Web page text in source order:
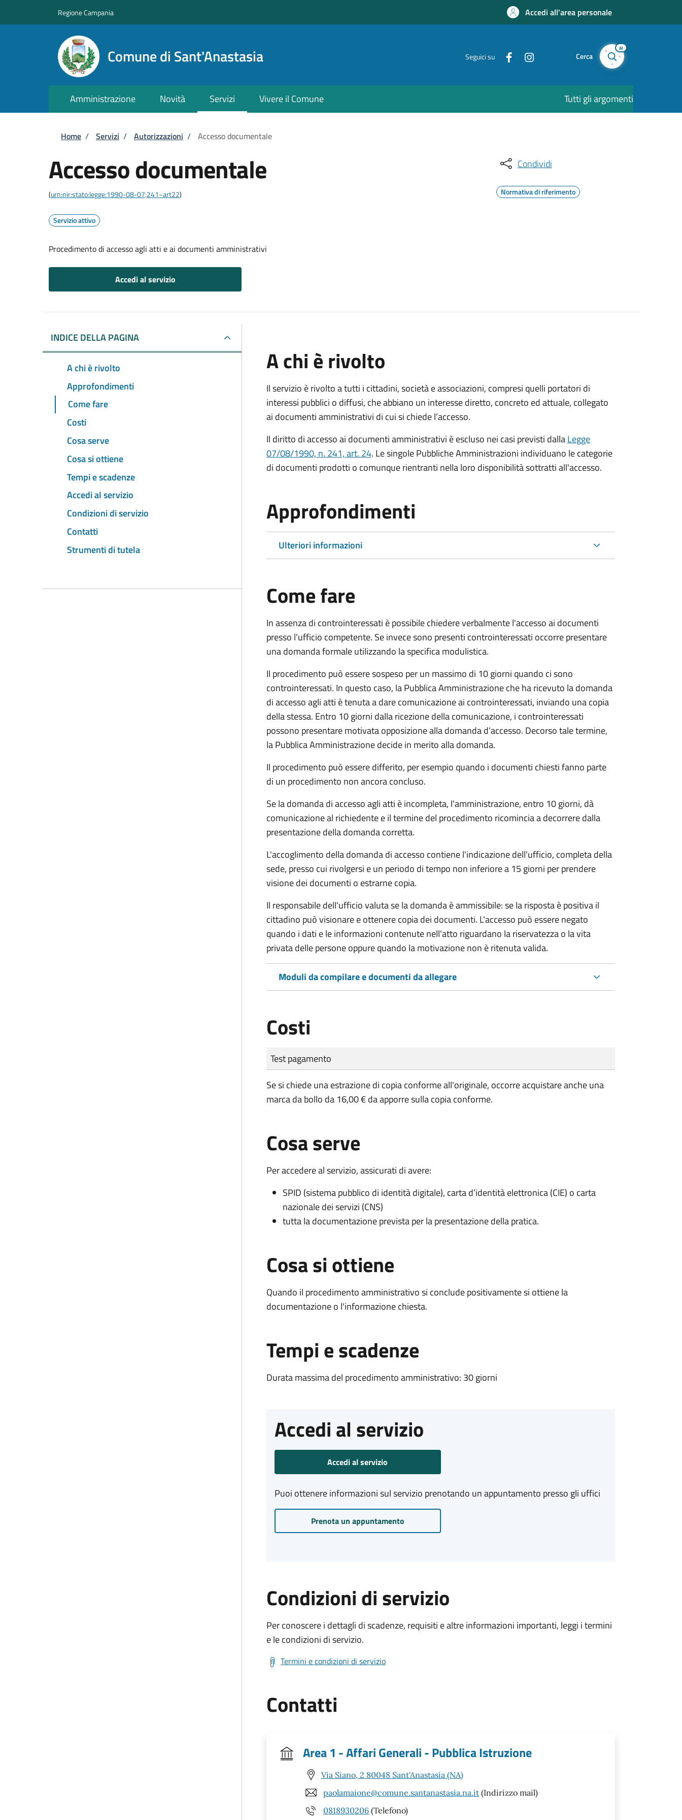
Regione Campania Accedi all'area personale
Comune di Sant'Anastasia Seguici su Cerca
AI
Amministrazione Novità Servizi Vivere il Comune Tutti gli argomenti
Briciole di pane
Home / Servizi / Autorizzazioni / Accesso documentale
Accesso documentale
(urn:nir:stato:legge:1990-08-07;241~art22)
Servizio attivo
Procedimento di accesso agli atti e ai documenti amministrativi
Accedi al servizio
Condividi
Normativa di riferimento
INDICE DELLA PAGINA
A chi è rivolto
Approfondimenti
Come fare
Costi
Cosa serve
Cosa si ottiene
Tempi e scadenze
Accedi al servizio
Condizioni di servizio
Contatti
Strumenti di tutela
A chi è rivolto
Il servizio è rivolto a tutti i cittadini, società e associazioni, compresi quelli portatori di
interessi pubblici o diffusi, che abbiano un interesse diretto, concreto ed attuale, collegato
ai documenti amministrativi di cui si chiede l’accesso.
Il diritto di accesso ai documenti amministrativi è escluso nei casi previsti dallaLegge
07/08/1990, n. 241, art. 24. Le singole Pubbliche Amministrazioni individuano le categorie
di documenti prodotti o comunque rientranti nella loro disponibilità sottratti all'accesso.
Approfondimenti
Ulteriori informazioni
Come fare
In assenza di controinteressati è possibile chiedere verbalmente l'accesso ai documenti
presso l'ufficio competente. Se invece sono presenti controinteressati occorre presentare
una domanda formale utilizzando la specifica modulistica.
Il procedimento può essere sospeso per un massimo di 10 giorni quando ci sono
controinteressati. In questo caso, la Pubblica Amministrazione che ha ricevuto la domanda
di accesso agli atti è tenuta a dare comunicazione ai controinteressati, inviando una copia
della stessa. Entro 10 giorni dalla ricezione della comunicazione, i controinteressati
possono presentare motivata opposizione alla domanda d'accesso. Decorso tale termine,
la Pubblica Amministrazione decide in merito alla domanda.
Il procedimento può essere differito, per esempio quando i documenti chiesti fanno parte
di un procedimento non ancora concluso.
Se la domanda di accesso agli atti è incompleta, l'amministrazione, entro 10 giorni, dà
comunicazione al richiedente e il termine del procedimento ricomincia a decorrere dalla
presentazione della domanda corretta.
L'accoglimento della domanda di accesso contiene l'indicazione dell'ufficio, completa della
sede, presso cui rivolgersi e un periodo di tempo non inferiore a 15 giorni per prendere
visione dei documenti o estrarne copia.
Il responsabile dell'ufficio valuta se la domanda è ammissibile: se la risposta è positiva il
cittadino può visionare e ottenere copia dei documenti. L'accesso può essere negato
quando i dati e le informazioni contenute nell'atto riguardano la riservatezza o la vita
privata delle persone oppure quando la motivazione non è ritenuta valida.
Moduli da compilare e documenti da allegare
Costi
Tipo di pagamento
Importo
Test pagamento
Se si chiede una estrazione di copia conforme all'originale, occorre acquistare anche una
marca da bollo da 16,00 € da apporre sulla copia conforme.
Cosa serve
Per accedere al servizio, assicurati di avere:
SPID (sistema pubblico di identità digitale), carta d’identità elettronica (CIE) o carta
nazionale dei servizi (CNS)
tutta la documentazione prevista per la presentazione della pratica.
Cosa si ottiene
Quando il procedimento amministrativo si conclude positivamente si ottiene la
documentazione o l'informazione chiesta.
Tempi e scadenze
Durata massima del procedimento amministrativo: 30 giorni
Accedi al servizio
Accedi al servizio
Puoi ottenere informazioni sul servizio prenotando un appuntamento presso gli uffici
Prenota un appuntamento
Condizioni di servizio
Per conoscere i dettagli di scadenze, requisiti e altre informazioni importanti, leggi i termini
e le condizioni di servizio.
Termini e condizioni di servizio
Contatti
Area 1 - Affari Generali - Pubblica Istruzione
Via Siano, 2 80048 Sant'Anastasia (NA)
paolamaione@comune.santanastasia.na.it (Indirizzo mail)
0818930206 (Telefono)